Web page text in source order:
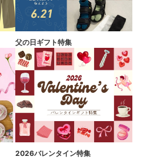
父の日ギフト特集
2026バレンタイン特集